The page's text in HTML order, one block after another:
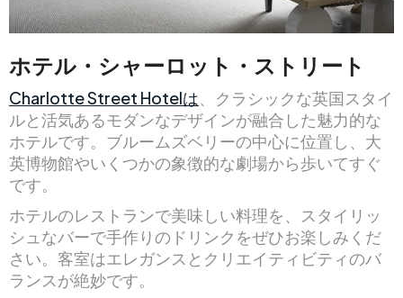
ホテル・シャーロット・ストリート
Charlotte Street Hotelは、クラシックな英国スタイ
ルと活気あるモダンなデザインが融合した魅力的な
ホテルです。ブルームズベリーの中心に位置し、大
英博物館やいくつかの象徴的な劇場から歩いてすぐ
です。
ホテルのレストランで美味しい料理を、スタイリッ
シュなバーで手作りのドリンクをぜひお楽しみくだ
さい。客室はエレガンスとクリエイティビティのバ
ランスが絶妙です。